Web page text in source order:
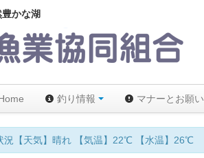
かな湖
釣り情報 マナーとお願い
況【天気】晴れ 【気温】22℃ 【水温】26℃